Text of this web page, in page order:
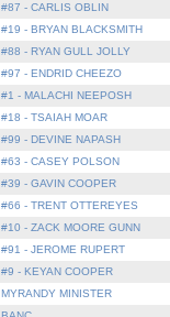
#87 - CARLIS OBLIN
#19 - BRYAN BLACKSMITH
#88 - RYAN GULL JOLLY
#97 - ENDRID CHEEZO
#1 - MALACHI NEEPOSH
#18 - TSAIAH MOAR
#99 - DEVINE NAPASH
#63 - CASEY POLSON
#39 - GAVIN COOPER
#66 - TRENT OTTEREYES
#10 - ZACK MOORE GUNN
#91 - JEROME RUPERT
#9 - KEYAN COOPER
MYRANDY MINISTER